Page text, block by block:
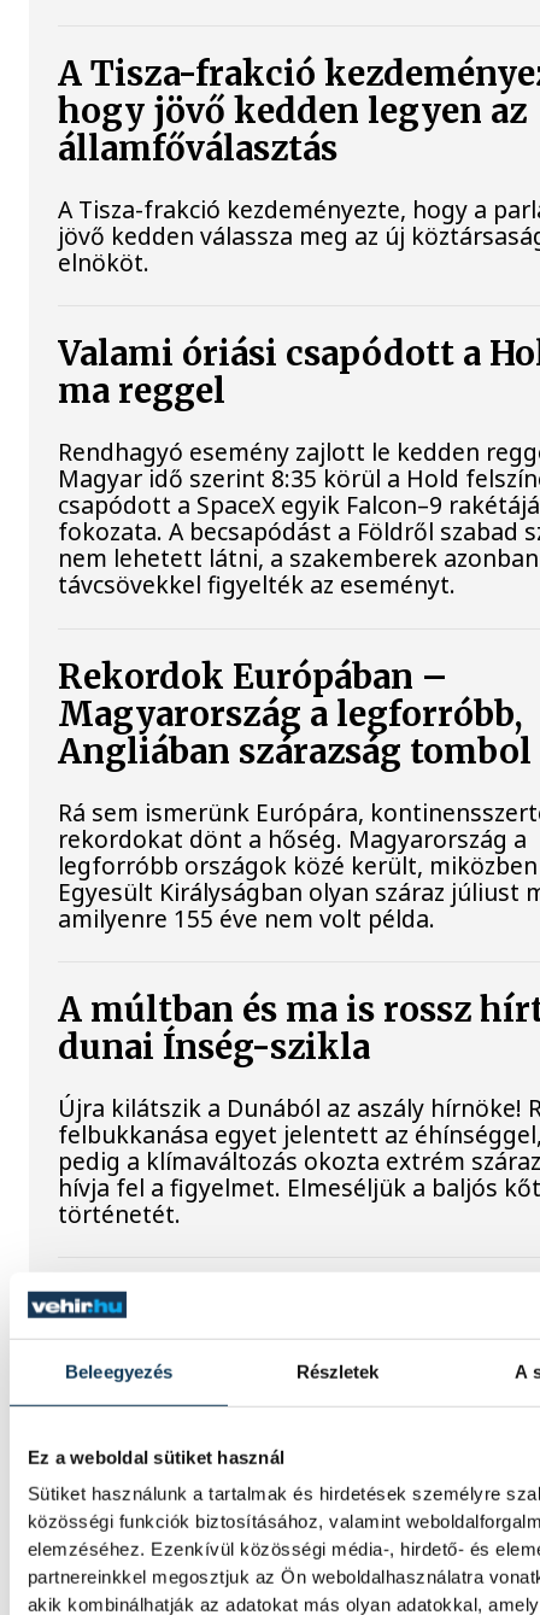
Beleegyezés Részletek A
Ez a weboldal sütiket használ
Sütiket használunk a tartalmak és hirdetések személyre
közösségi funkciók biztosításához, valamint
elemzéséhez. Ezenkívül közösségi média-, hirdető- és
partnereinkkel megosztjuk az Ön weboldalhasználatra
akik kombinálhatják az adatokat más olyan adatokkal,
A Tisza-frakció
hogy jövő kedden legyen az
államfőválasztás
A Tisza-frakció kezdeményezte, hogy a
jövő kedden válassza meg az új
elnököt.
Valami óriási csapódott a
ma reggel
Rendhagyó esemény zajlott le kedden
Magyar idő szerint 8:35 körül a Hold
csapódott a SpaceX egyik Falcon–9
fokozata. A becsapódást a Földről szabad
nem lehetett látni, a szakemberek azonban
távcsövekkel figyelték az eseményt.
Rekordok Európában –
Magyarország a legforróbb,
Angliában szárazság tombol
Rá sem ismerünk Európára,
rekordokat dönt a hőség. Magyarország a
legforróbb országok közé került,
Egyesült Királyságban olyan száraz júliust
amilyenre 155 éve nem volt példa.
A múltban és ma is rossz
dunai Ínség-szikla
Újra kilátszik a Dunából az aszály hírnöke!
felbukkanása egyet jelentett az
pedig a klímaváltozás okozta extrém
hívja fel a figyelmet. Elmeséljük a baljós
történetét.
Magyar Péter:
energiaellátása stabil
Jelenleg stabil Magyarország
utolsó még termelő turbina hibamentesen
működjön - közölte a miniszterelnök a
erőműnél tett keddi látogatása során.
Játék közben fedezik fel a